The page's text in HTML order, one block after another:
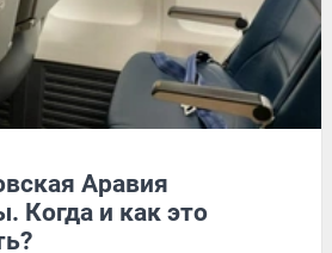
Аравия
Когда и как это